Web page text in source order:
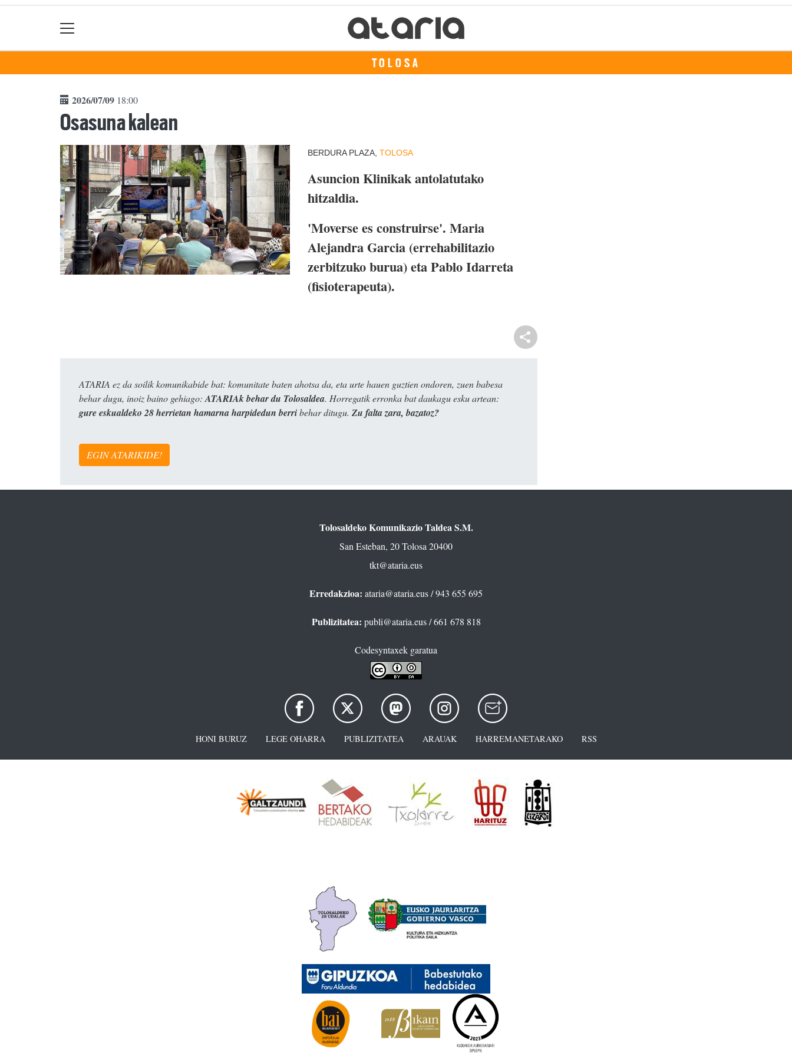
TOLOSA
2026/07/09 18:00
Osasuna kalean
BERDURA PLAZA, TOLOSA
Asuncion Klinikak antolatutako
hitzaldia.
'Moverse es construirse'. Maria
Alejandra Garcia (errehabilitazio
zerbitzuko burua) eta Pablo Idarreta
(fisioterapeuta).
ATARIA ez da soilik komunikabide bat: komunitate baten ahotsa da, eta urte hauen guztien ondoren, zuen babesa
behar dugu, inoiz baino gehiago: ATARIAk behar du Tolosaldea. Horregatik erronka bat daukagu esku artean:
gure eskualdeko 28 herrietan hamarna harpidedun berribehar ditugu. Zu falta zara, bazatoz?
EGIN ATARIKIDE!
Tolosaldeko Komunikazio Taldea S.M.
San Esteban, 20 Tolosa 20400
tkt@ataria.eus
Erredakzioa: ataria@ataria.eus/ 943 655 695
Publizitatea: publi@ataria.eus/ 661 678 818
Codesyntaxek garatua
HONI BURUZ LEGE OHARRA PUBLIZITATEA ARAUAK HARREMANETARAKO RSS